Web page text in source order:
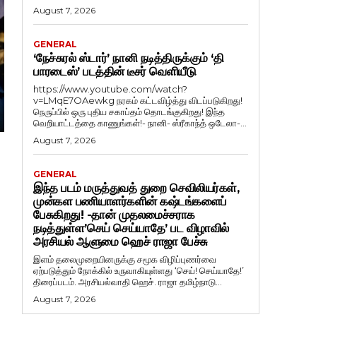
August 7, 2026
GENERAL
‘நேச்சுரல் ஸ்டார்’ நானி நடித்திருக்கும் ‘தி
பாரடைஸ்’ படத்தின் டீசர் வெளியீடு
https://www.youtube.com/watch?
v=LMqE7OAewkg நரகம் கட்டவிழ்த்து விடப்படுகிறது!
நெருப்பில் ஒரு புதிய சகாப்தம் தொடங்குகிறது! இந்த
வெறியாட்டத்தை காணுங்கள்!- நானி- ஸ்ரீகாந்த் ஒடேலா-...
August 7, 2026
GENERAL
இந்த படம் மருத்துவத் துறை செவிலியர்கள்,
முன்கள பணியாளர்களின் கஷ்டங்களைப்
பேசுகிறது! -தான் முதலமைச்சராக
நடித்துள்ள’செய் செய்யாதே’ பட விழாவில்
அரசியல் ஆளுமை ஹெச் ராஜா பேச்சு
இளம் தலைமுறையினருக்கு சமூக விழிப்புணர்வை
ஏற்படுத்தும் நோக்கில் உருவாகியுள்ளது ‘செய்! செய்யாதே!’
திரைப்படம். அரசியல்வாதி ஹெச். ராஜா தமிழ்நாடு...
August 7, 2026